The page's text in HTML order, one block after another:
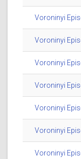
Voroninyi
Voroninyi
Voroninyi
Voroninyi
Voroninyi
Voroninyi
Voroninyi